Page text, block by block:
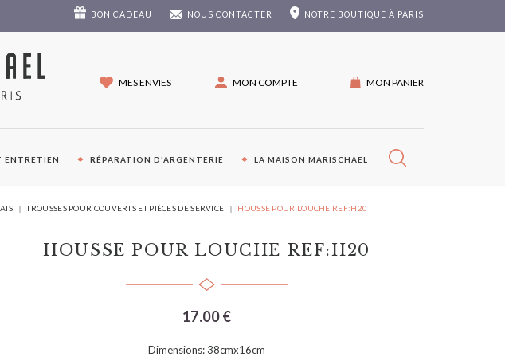
BON CADEAU NOUS CONTACTER NOTRE BOUTIQUE À PARIS
MES ENVIES MON COMPTE MON PANIER
ENTRETIEN RÉPARATION D'ARGENTERIE LA MAISON MARISCHAEL
TROUSSES POUR COUVERTS ET PIÈCES DE SERVICE HOUSSE POUR LOUCHE REF:H20
HOUSSE POUR LOUCHE REF:H20
17.00 €
Dimensions: 38cmx16cm